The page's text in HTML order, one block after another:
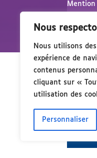
Nous
Nous utilisons
expérience de
contenus
cliquant sur «
utilisation des
Personnaliser
Mention